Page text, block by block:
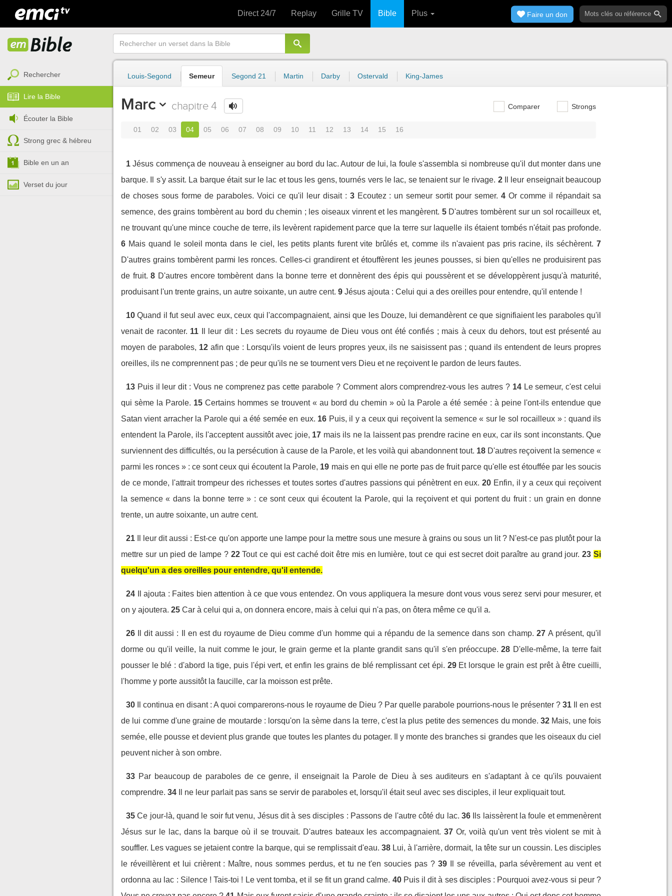
Direct 24/7 Replay Grille TV Bible Plus Faire un don
Rechercher
Lire la Bible
Écouter la Bible
Strong grec & hébreu
Bible en un an
Verset du jour
Louis-Segond Semeur Segond 21 Martin Darby Ostervald King-James
Marc chapitre 4 Comparer Strongs
01 02 03 04 05 06 07 08 09 10 11 12 13 14 15 16
1 Jésus commença de nouveau à enseigner au bord du lac. Autour de lui, la foule s'assembla si nombreuse qu'il dut monter dans une
barque. Il s'y assit. La barque était sur le lac et tous les gens, tournés vers le lac, se tenaient sur le rivage. 2
Il leur enseignait beaucoup
de choses sous forme de paraboles. Voici ce qu'il leur disait : 3 Ecoutez : un semeur sortit pour semer. 4 Or comme il répandait sa
semence, des grains tombèrent au bord du chemin ; les oiseaux vinrent et les mangèrent. 5 D'autres tombèrent sur un sol rocailleux et,
ne trouvant qu'une mince couche de terre, ils levèrent rapidement parce que la terre sur laquelle ils étaient tombés n'était pas profonde.
6 Mais quand le soleil monta dans le ciel, les petits plants furent vite brûlés et, comme ils n'avaient pas pris racine, ils séchèrent. 7
D'autres grains tombèrent parmi les ronces. Celles-ci grandirent et étouffèrent les jeunes pousses, si bien qu'elles ne produisirent pas
de fruit. 8 D'autres encore tombèrent dans la bonne terre et donnèrent des épis qui poussèrent et se développèrent jusqu'à maturité,
produisant l'un trente grains, un autre soixante, un autre cent. 9 Jésus ajouta : Celui qui a des oreilles pour entendre, qu'il entende !
10 Quand il fut seul avec eux, ceux qui l'accompagnaient, ainsi que les Douze, lui demandèrent ce que signifiaient les paraboles qu'il
venait de raconter. 11
Il leur dit : Les secrets du royaume de Dieu vous ont été confiés ; mais à ceux du dehors, tout est présenté au
moyen de paraboles, 12 afin que : Lorsqu'ils voient de leurs propres yeux, ils ne saisissent pas ; quand ils entendent de leurs propres
oreilles, ils ne comprennent pas ; de peur qu'ils ne se tournent vers Dieu et ne reçoivent le pardon de leurs fautes.
13 Puis il leur dit : Vous ne comprenez pas cette parabole ? Comment alors comprendrez-vous les autres ? 14 Le semeur, c'est celui
qui sème la Parole. 15 Certains hommes se trouvent « au bord du chemin » où la Parole a été semée : à peine l'ont-ils entendue que
Satan vient arracher la Parole qui a été semée en eux. 16 Puis, il y a ceux qui reçoivent la semence « sur le sol rocailleux » : quand ils
entendent la Parole, ils l'acceptent aussitôt avec joie, 17 mais ils ne la laissent pas prendre racine en eux, car ils sont inconstants. Que
surviennent des difficultés, ou la persécution à cause de la Parole, et les voilà qui abandonnent tout. 18 D'autres reçoivent la semence «
parmi les ronces » : ce sont ceux qui écoutent la Parole, 19 mais en qui elle ne porte pas de fruit parce qu'elle est étouffée par les soucis
de ce monde, l'attrait trompeur des richesses et toutes sortes d'autres passions qui pénètrent en eux. 20 Enfin, il y a ceux qui reçoivent
la semence « dans la bonne terre » : ce sont ceux qui écoutent la Parole, qui la reçoivent et qui portent du fruit : un grain en donne
trente, un autre soixante, un autre cent.
21
Il leur dit aussi : Est-ce qu'on apporte une lampe pour la mettre sous une mesure à grains ou sous un lit ? N'est-ce pas plutôt pour la
mettre sur un pied de lampe ? 22 Tout ce qui est caché doit être mis en lumière, tout ce qui est secret doit paraître au grand jour. 23 Si
quelqu'un a des oreilles pour entendre, qu'il entende.
24
Il ajouta : Faites bien attention à ce que vous entendez. On vous appliquera la mesure dont vous vous serez servi pour mesurer, et
on y ajoutera. 25 Car à celui qui a, on donnera encore, mais à celui qui n'a pas, on ôtera même ce qu'il a.
26 Il dit aussi : Il en est du royaume de Dieu comme d'un homme qui a répandu de la semence dans son champ. 27 A présent, qu'il
dorme ou qu'il veille, la nuit comme le jour, le grain germe et la plante grandit sans qu'il s'en préoccupe. 28 D'elle-même, la terre fait
pousser le blé : d'abord la tige, puis l'épi vert, et enfin les grains de blé remplissant cet épi. 29 Et lorsque le grain est prêt à être cueilli,
l'homme y porte aussitôt la faucille, car la moisson est prête.
30 Il continua en disant : A quoi comparerons-nous le royaume de Dieu ? Par quelle parabole pourrions-nous le présenter ? 31
Il en est
de lui comme d'une graine de moutarde : lorsqu'on la sème dans la terre, c'est la plus petite des semences du monde. 32 Mais, une fois
semée, elle pousse et devient plus grande que toutes les plantes du potager. Il y monte des branches si grandes que les oiseaux du ciel
peuvent nicher à son ombre.
33 Par beaucoup de paraboles de ce genre, il enseignait la Parole de Dieu à ses auditeurs en s'adaptant à ce qu'ils pouvaient
comprendre. 34 Il ne leur parlait pas sans se servir de paraboles et, lorsqu'il était seul avec ses disciples, il leur expliquait tout.
35 Ce jour-là, quand le soir fut venu, Jésus dit à ses disciples : Passons de l'autre côté du lac. 36
Ils laissèrent la foule et emmenèrent
Jésus sur le lac, dans la barque où il se trouvait. D'autres bateaux les accompagnaient. 37 Or, voilà qu'un vent très violent se mit à
souffler. Les vagues se jetaient contre la barque, qui se remplissait d'eau. 38 Lui, à l'arrière, dormait, la tête sur un coussin. Les disciples
le réveillèrent et lui crièrent : Maître, nous sommes perdus, et tu ne t'en soucies pas ? 39
Il se réveilla, parla sévèrement au vent et
ordonna au lac : Silence ! Tais-toi ! Le vent tomba, et il se fit un grand calme. 40 Puis il dit à ses disciples : Pourquoi avez-vous si peur ?